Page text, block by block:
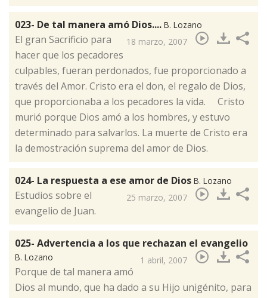
023- De tal manera amó Dios.... B. Lozano
18 marzo, 2007
​El gran Sacrificio para
hacer que los pecadores
culpables, fueran perdonados, fue proporcionado a
través del Amor. Cristo era el don, el regalo de Dios,
que proporcionaba a los pecadores la vida. Cristo
murió porque Dios amó a los hombres, y estuvo
determinado para salvarlos. La muerte de Cristo era
la demostración suprema del amor de Dios.
024- La respuesta a ese amor de Dios B. Lozano
25 marzo, 2007
Estudios sobre el
evangelio de Juan.
025- Advertencia a los que rechazan el evangelio
B. Lozano 1 abril, 2007
Porque de tal manera amó
Dios al mundo, que ha dado a su Hijo unigénito, para